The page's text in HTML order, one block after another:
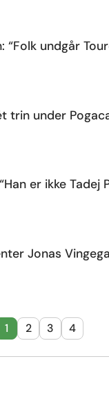
undgår
trin under
er ikke Tadej
Jonas
1 2 3 4